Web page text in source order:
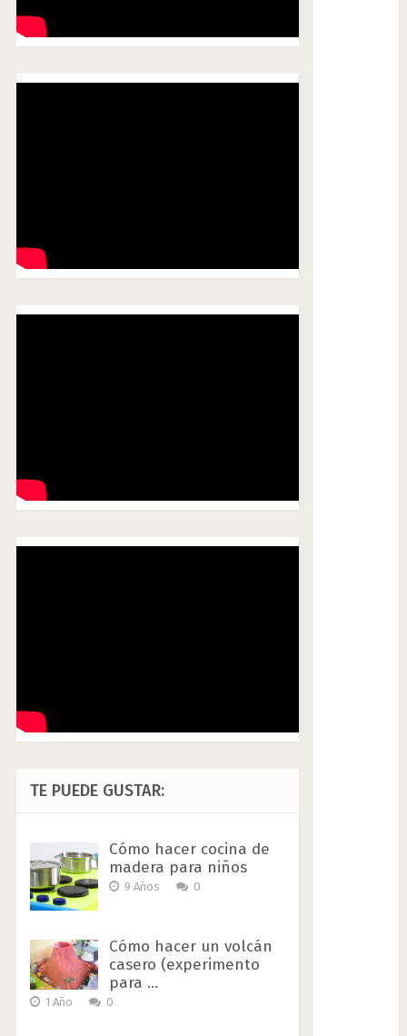
TE PUEDE GUSTAR:
Cómo hacer cocina de
madera para niños
9 Años 0
Cómo hacer un volcán
casero (experimento
para …
1 Año 0